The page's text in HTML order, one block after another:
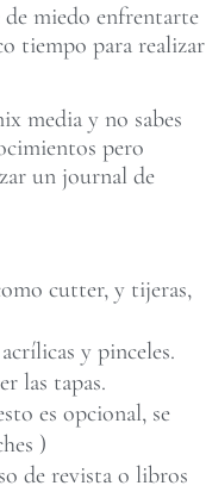
miedo enfrentarte
tiempo para realizar
media y no sabes
pero
un journal de
cutter, y tijeras,
y pinceles.
las tapas.
es opcional, se
)
de revista o libros